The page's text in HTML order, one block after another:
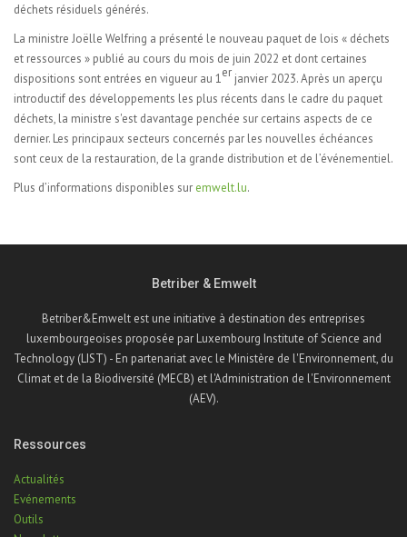
déchets résiduels générés.
La ministre Joëlle Welfring a présenté le nouveau paquet de lois « déchets
et ressources » publié au cours du mois de juin 2022 et dont certaines
dispositions sont entrées en vigueur au 1er janvier 2023. Après un aperçu
introductif des développements les plus récents dans le cadre du paquet
déchets, la ministre s'est davantage penchée sur certains aspects de ce
dernier. Les principaux secteurs concernés par les nouvelles échéances
sont ceux de la restauration, de la grande distribution et de l’événementiel.
Plus d’informations disponibles sur emwelt.lu.
Betriber & Emwelt
Betriber&Emwelt est une initiative à destination des entreprises
luxembourgeoises proposée par Luxembourg Institute of Science and
Technology (LIST) - En partenariat avec le Ministère de l'Environnement, du
Climat et de la Biodiversité (MECB) et l'Administration de l'Environnement
(AEV).
Ressources
Actualités
Evénements
Outils